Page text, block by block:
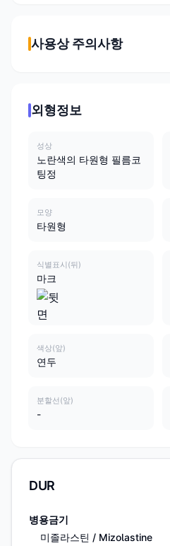
사용상 주의사항
외형정보
성상
노란색의 타원형 필름코
팅정
모양
타원형
식별표시(뒤)
마크
색상(앞)
연두
분할선(앞)
-
DUR
병용금기
미졸라스틴 / Mizolastine